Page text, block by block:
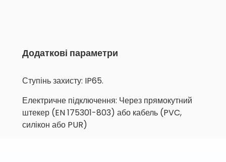
Додаткові параметри
Ступінь захисту: IP65.
Електричне підключення: Через прямокутний
штекер (EN 175301-803) або кабель (PVC,
силікон або PUR)